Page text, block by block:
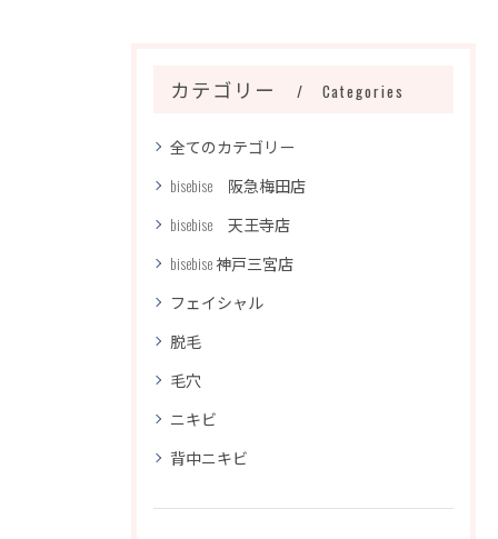
カテゴリー Categories
全てのカテゴリー
bisebise 阪急梅田店
bisebise 天王寺店
bisebise 神戸三宮店
フェイシャル
脱毛
毛穴
ニキビ
背中ニキビ